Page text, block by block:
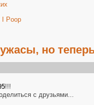
I Poop
но
!!!
с друзьями...